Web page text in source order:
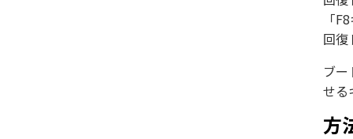
「
回復
ブ
せる
方